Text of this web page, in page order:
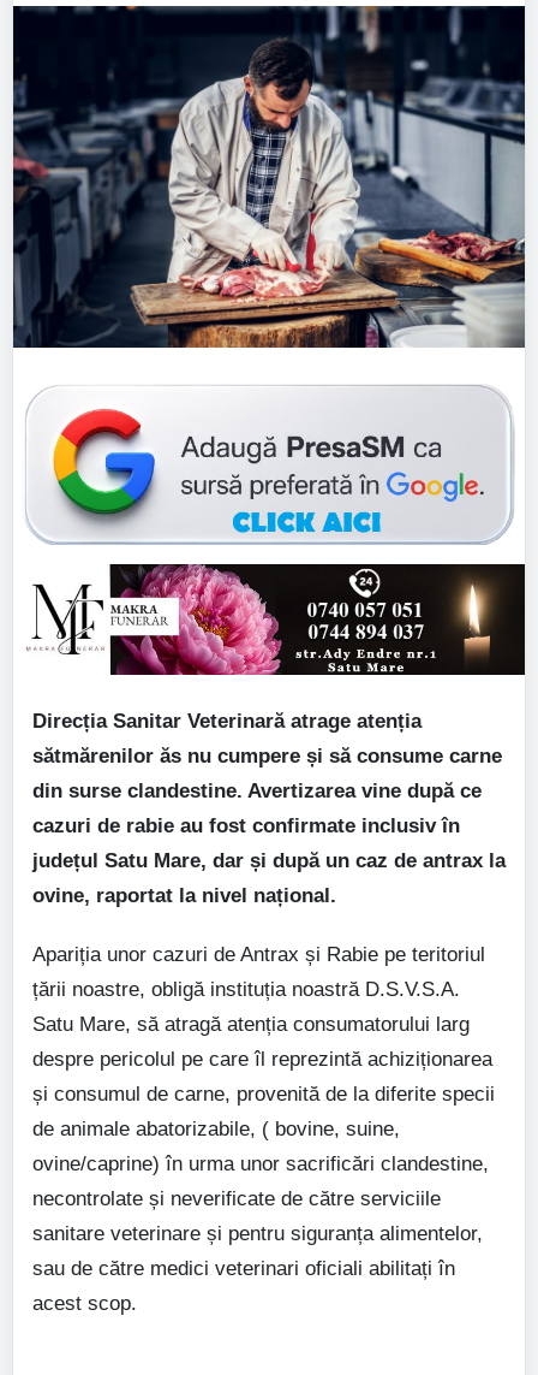
Direcția Sanitar Veterinară atrage atenția
sătmărenilor ăs nu cumpere și să consume carne
din surse clandestine. Avertizarea vine după ce
cazuri de rabie au fost confirmate inclusiv în
județul Satu Mare, dar și după un caz de antrax la
ovine, raportat la nivel național.
Apariția unor cazuri de Antrax și Rabie pe teritoriul
țării noastre, obligă instituția noastră D.S.V.S.A.
Satu Mare, să atragă atenția consumatorului larg
despre pericolul pe care îl reprezintă achiziționarea
și consumul de carne, provenită de la diferite specii
de animale abatorizabile, ( bovine, suine,
ovine/caprine) în urma unor sacrificări clandestine,
necontrolate și neverificate de către serviciile
sanitare veterinare și pentru siguranța alimentelor,
sau de către medici veterinari oficiali abilitați în
acest scop.